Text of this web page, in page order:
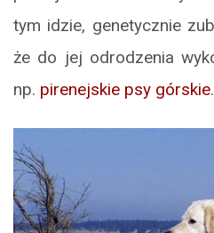
tym idzie, genetycznie
że do jej odrodzenia
np. pirenejskie psy górskie.